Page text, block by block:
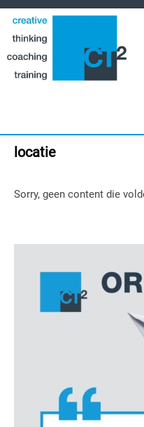
Spring
naar
hoofdnavigatie
Door
naar
Spring
naar
eerste
locatie
Sorry, geen content die
Sidebar